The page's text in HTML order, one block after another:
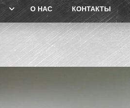
О НАС КОНТАКТЫ